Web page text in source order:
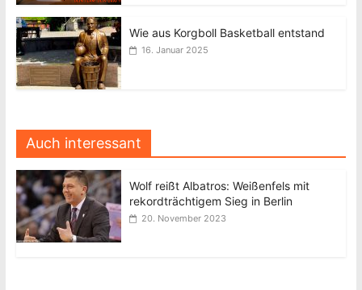
Wie aus Korgboll Basketball entstand
16. Januar 2025
Auch interessant
Wolf reißt Albatros: Weißenfels mit
rekordträchtigem Sieg in Berlin
20. November 2023